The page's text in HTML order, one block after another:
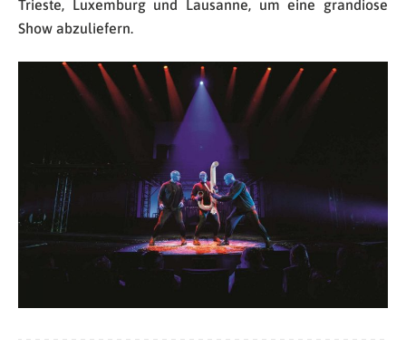
Trieste, Luxemburg und Lausanne, um eine grandiose
Show abzuliefern.